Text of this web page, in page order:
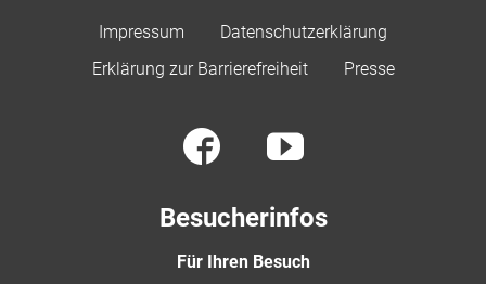
Impressum
Datenschutzerklärung
Erklärung zur Barrierefreiheit
Presse
Besucherinfos
Für Ihren Besuch